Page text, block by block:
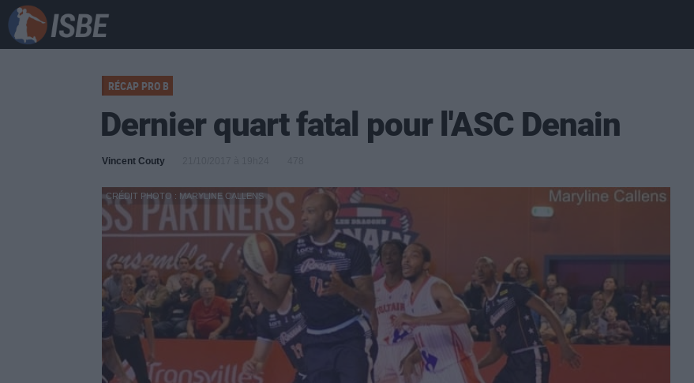
RÉCAP PRO B
Dernier quart fatal pour l'ASC Denain
Vincent Couty
CRÉDIT PHOTO : MARYLINE CALLENS